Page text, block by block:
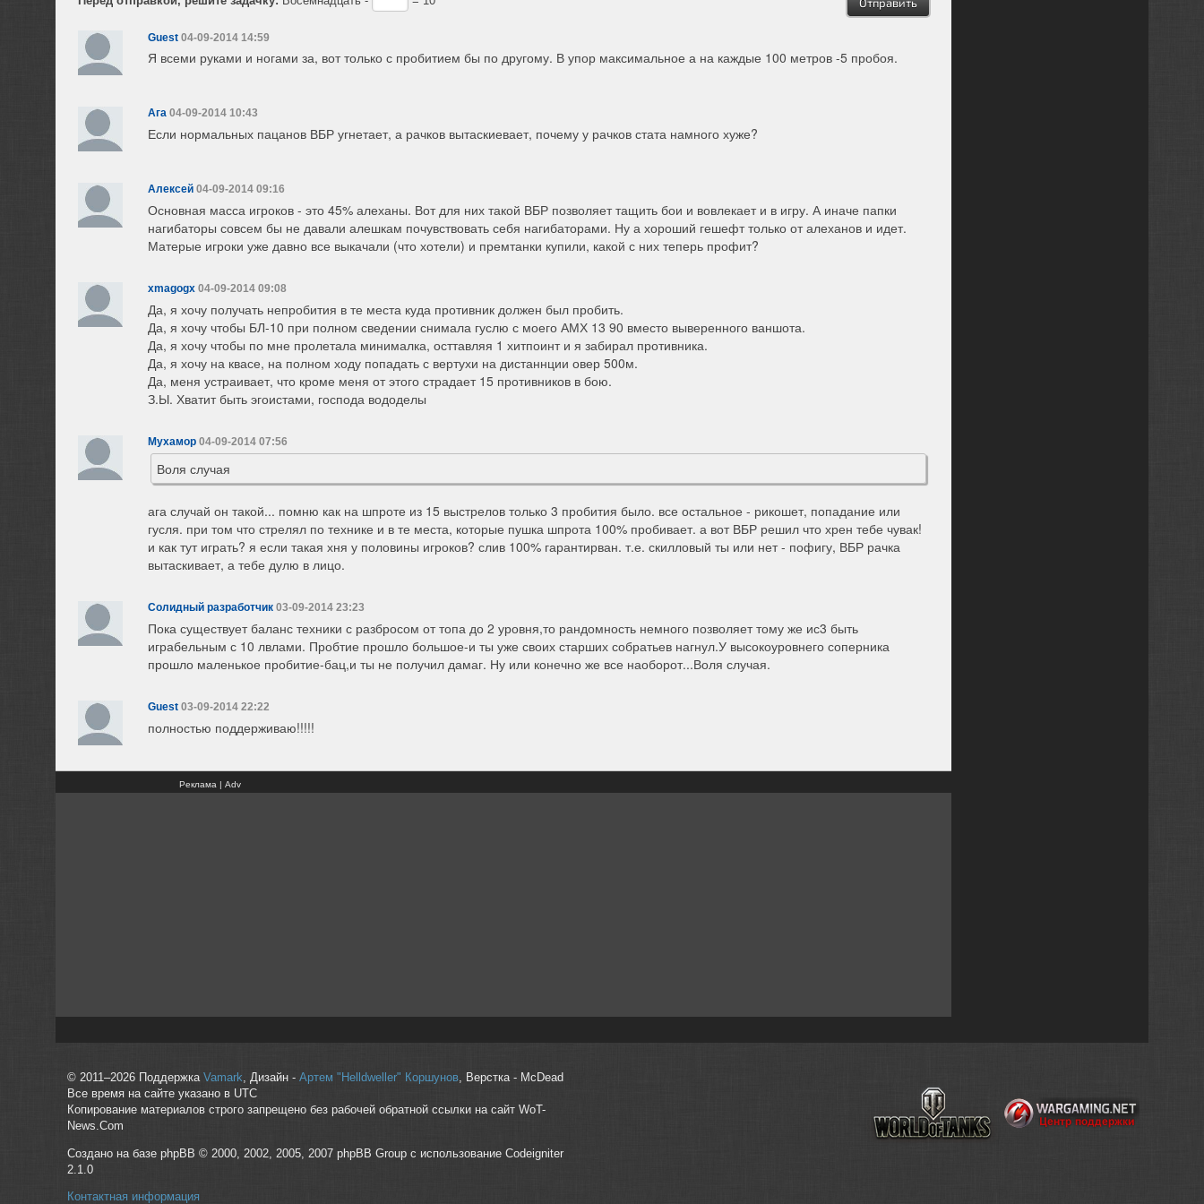
Guest 04-09-2014 14:59
Я всеми руками и ногами за, вот только с пробитием бы по другому. В упор максимальное а на каждые 100 метров -5 пробоя.
Ага 04-09-2014 10:43
Если нормальных пацанов ВБР угнетает, а рачков вытаскиевает, почему у рачков стата намного хуже?
Алексей 04-09-2014 09:16
Основная масса игроков - это 45% алеханы. Вот для них такой ВБР позволяет тащить бои и вовлекает и в игру. А иначе папки
нагибаторы совсем бы не давали алешкам почувствовать себя нагибаторами. Ну а хороший гешефт только от алеханов и идет.
Матерые игроки уже давно все выкачали (что хотели) и премтанки купили, какой с них теперь профит?
xmagogx 04-09-2014 09:08
Да, я хочу получать непробития в те места куда противник должен был пробить.
Да, я хочу чтобы БЛ-10 при полном сведении снимала гуслю с моего АМХ 13 90 вместо выверенного ваншота.
Да, я хочу чтобы по мне пролетала минималка, осттавляя 1 хитпоинт и я забирал противника.
Да, я хочу на квасе, на полном ходу попадать с вертухи на дистаннции овер 500м.
Да, меня устраивает, что кроме меня от этого страдает 15 противников в бою.
З.Ы. Хватит быть эгоистами, господа вододелы
Мухамор 04-09-2014 07:56
Воля случая
ага случай он такой... помню как на шпроте из 15 выстрелов только 3 пробития было. все остальное - рикошет, попадание или
гусля. при том что стрелял по технике и в те места, которые пушка шпрота 100% пробивает. а вот ВБР решил что хрен тебе чувак!
и как тут играть? я если такая хня у половины игроков? слив 100% гарантирван. т.е. скилловый ты или нет - пофигу, ВБР рачка
вытаскивает, а тебе дулю в лицо.
Солидный разработчик 03-09-2014 23:23
Пока существует баланс техники с разбросом от топа до 2 уровня,то рандомность немного позволяет тому же ис3 быть
играбельным с 10 лвлами. Пробтие прошло большое-и ты уже своих старших собратьев нагнул.У высокоуровнего соперника
прошло маленькое пробитие-бац,и ты не получил дамаг. Ну или конечно же все наоборот...Воля случая.
Guest 03-09-2014 22:22
полностью поддерживаю!!!!!
Реклама | Adv
© 2011–2026 Поддержка Vamark, Дизайн - Артем "Helldweller" Коршунов, Верстка - McDead
Все время на сайте указано в UTC
Копирование материалов строго запрещено без рабочей обратной ссылки на сайт WoT-
News.Com
Создано на базе phpBB © 2000, 2002, 2005, 2007 phpBB Group с использование Codeigniter
2.1.0
Контактная информация